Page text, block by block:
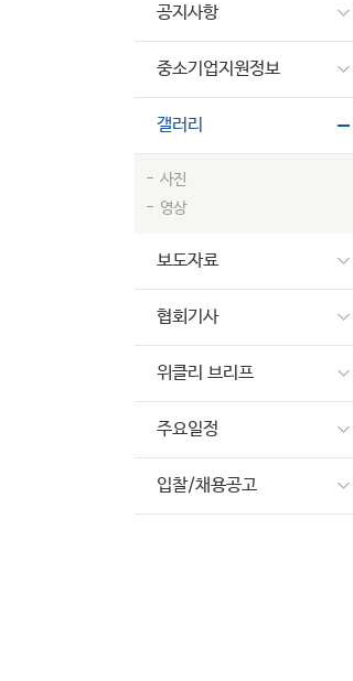
공지사항
중소기업지원정보
갤러리
사진
영상
보도자료
협회기사
위클리 브리프
주요일정
입찰/채용공고